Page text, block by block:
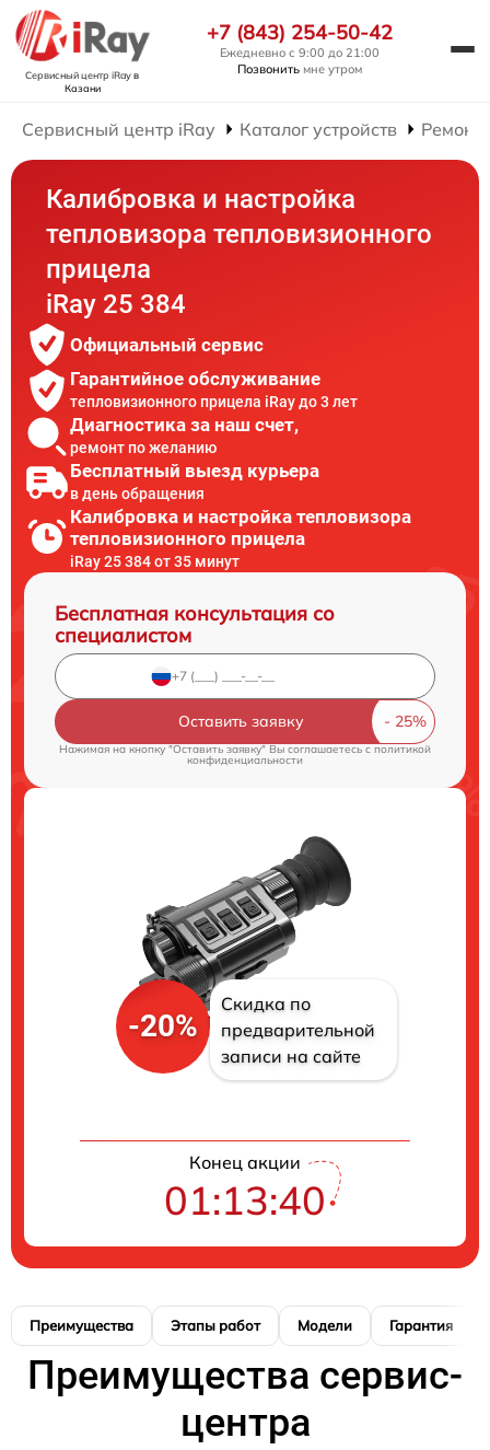
Сервисный центр iRayв
Казани
+7 (843) 254-50-42
Ежедневно с 9:00 до 21:00
Позвонить мне утром
Сервисный центр iRay Каталог устройств Ремонт
Калибровка и настройка
тепловизора тепловизионного
прицела
iRay 25 384
Официальный сервис
Гарантийное обслуживание
тепловизионного прицела iRay до 3 лет
Диагностика за наш счет,
ремонт по желанию
Бесплатный выезд курьера
в день обращения
Калибровка и настройка тепловизора
тепловизионного прицела
iRay 25 384 от 35 минут
Бесплатная консультация со
специалистом
Оставить заявку
Нажимая на кнопку "Оставить заявку" Вы соглашаетесь cполитикой
конфиденциальности
-20%
Скидка по
предварительной
записи на сайте
Конец акции
01:13:39
Преимущества Этапы работ Модели Гарантия
Преимущества сервис-
центра